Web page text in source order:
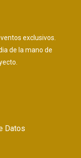
exclusivos.
de la mano de
Datos